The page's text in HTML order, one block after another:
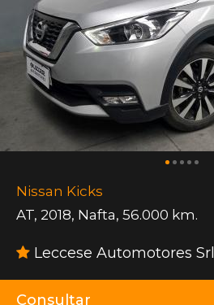
Nissan Kicks
AT, 2018, Nafta, 56.000 km.
Leccese Automotores Srl
Consultar